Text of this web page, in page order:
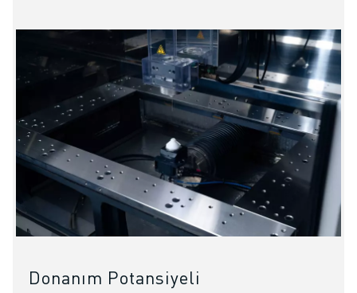
Donanım Potansiyeli